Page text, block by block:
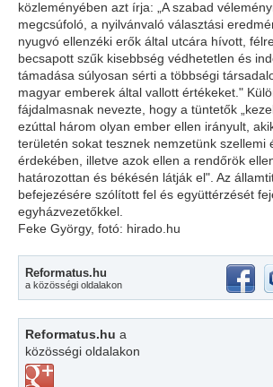
közleményében azt írja: „A szabad
megcsúfoló, a nyilvánvaló választási
nyugvó ellenzéki erők által utcára hívott,
becsapott szűk kisebbség védhetetlen és
támadása súlyosan sérti a többségi
magyar emberek által vallott értékeket."
fájdalmasnak nevezte, hogy a tüntetők
ezúttal három olyan ember ellen irányult,
területén sokat tesznek nemzetünk szellemi
érdekében, illetve azok ellen a rendőrök
határozottan és békésén látják el". Az
befejezésére szólított fel és együttérzését
egyházvezetőkkel.
Feke György, fotó: hirado.hu
Reformatus.hu
a közösségi oldalakon
Reformatus.hu a
közösségi oldalakon